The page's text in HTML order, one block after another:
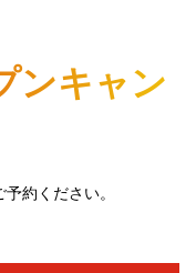
ンキャン
約ください。